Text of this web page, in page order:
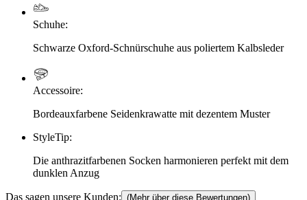
Schuhe:
Schwarze Oxford-Schnürschuhe aus poliertem Kalbsleder
Accessoire:
Bordeauxfarbene Seidenkrawatte mit dezentem Muster
StyleTip:
Die anthrazitfarbenen Socken harmonieren perfekt mit dem
dunklen Anzug
Das sagen unsere Kunden: (Mehr über diese Bewertungen)